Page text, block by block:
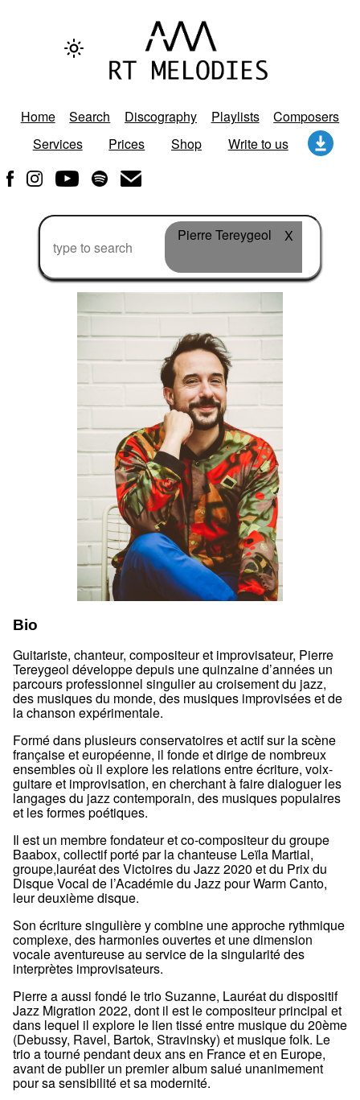
Home Search Discography Playlists
Composers
Services
Prices Shop Write to us
Pierre Tereygeol X
Bio
Guitariste, chanteur, compositeur et improvisateur, Pierre
Tereygeol développe depuis une quinzaine d’années un
parcours professionnel singulier au croisement du jazz,
des musiques du monde, des musiques improvisées et de
la chanson expérimentale.
Formé dans plusieurs conservatoires et actif sur la scène
française et européenne, il fonde et dirige de nombreux
ensembles où il explore les relations entre écriture, voix-
guitare et improvisation, en cherchant à faire dialoguer les
langages du jazz contemporain, des musiques populaires
et les formes poétiques.
Il est un membre fondateur et co-compositeur du groupe
Baabox, collectif porté par la chanteuse Leïla Martial,
groupe,lauréat des Victoires du Jazz 2020 et du Prix du
Disque Vocal de l’Académie du Jazz pour Warm Canto,
leur deuxième disque.
Son écriture singulière y combine une approche rythmique
complexe, des harmonies ouvertes et une dimension
vocale aventureuse au service de la singularité des
interprètes improvisateurs.
Pierre a aussi fondé le trio Suzanne, Lauréat du dispositif
Jazz Migration 2022, dont il est le compositeur principal et
dans lequel il explore le lien tissé entre musique du 20ème
(Debussy, Ravel, Bartok, Stravinsky) et musique folk. Le
trio a tourné pendant deux ans en France et en Europe,
avant de publier un premier album salué unanimement
pour sa sensibilité et sa modernité.